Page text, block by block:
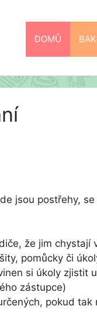
DOMŮ
jsou postřehy,
že jim chystají
pomůcky či
si úkoly zjistit
zástupce)
pokud tak